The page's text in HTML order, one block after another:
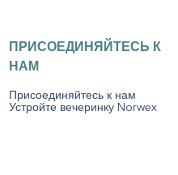
ПРИСОЕДИНЯЙТЕСЬ К
НАМ
Присоединяйтесь к нам
Устройте вечеринку Norwex